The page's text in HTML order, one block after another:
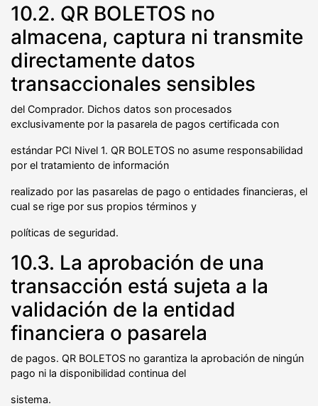
10.2. QR BOLETOS no
almacena, captura ni transmite
directamente datos
transaccionales sensibles
del Comprador. Dichos datos son procesados
exclusivamente por la pasarela de pagos certificada con
estándar PCI Nivel 1. QR BOLETOS no asume responsabilidad
por el tratamiento de información
realizado por las pasarelas de pago o entidades financieras, el
cual se rige por sus propios términos y
políticas de seguridad.
10.3. La aprobación de una
transacción está sujeta a la
validación de la entidad
financiera o pasarela
de pagos. QR BOLETOS no garantiza la aprobación de ningún
pago ni la disponibilidad continua del
sistema.